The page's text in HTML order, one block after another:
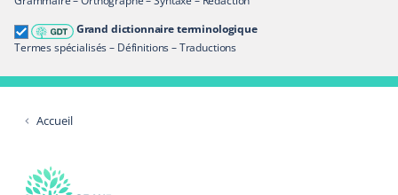
Grand dictionnaire terminologique
Termes spécialisés – Définitions – Traductions
Accueil